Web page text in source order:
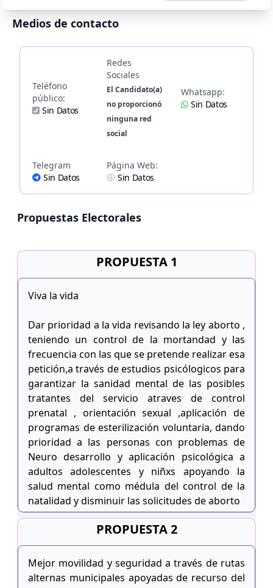
Medios de contacto
Teléfono
público:
Sin Datos
Redes
Sociales
El Candidato(a)
no proporcionó
ninguna red
social
Whatsapp:
Sin Datos
Telegram
Sin Datos
Página Web:
Sin Datos
Propuestas Electorales
PROPUESTA 1
Viva la vida
Dar prioridad a la vida revisando la ley aborto ,
teniendo un control de la mortandad y las
frecuencia con las que se pretende realizar esa
petición,a través de estudios psicólogicos para
garantizar la sanidad mental de las posibles
tratantes del servicio atraves de control
prenatal , orientación sexual ,aplicación de
programas de esterilización voluntaria, dando
prioridad a las personas con problemas de
Neuro desarrollo y aplicación psicológica a
adultos adolescentes y niñxs apoyando la
salud mental como médula del control de la
natalidad y disminuir las solicitudes de aborto
PROPUESTA 2
Mejor movilidad y seguridad a través de rutas
alternas municipales apoyadas de recurso del